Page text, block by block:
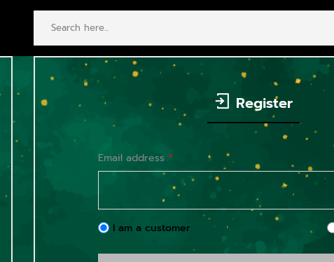
Register
Email address *
I am a customer